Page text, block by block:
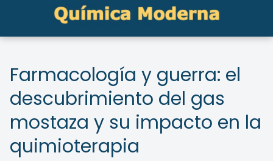
Farmacología y guerra: el
descubrimiento del gas
mostaza y su impacto en la
quimioterapia